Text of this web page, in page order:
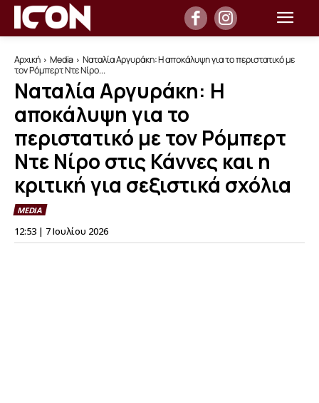
Αρχική Media
Ναταλία Αργυράκη: Η αποκάλυψη για το περιστατικό με
τον Ρόμπερτ Ντε Νίρο...
Ναταλία Αργυράκη: Η
αποκάλυψη για το
περιστατικό με τον Ρόμπερτ
Ντε Νίρο στις Κάννες και η
κριτική για σεξιστικά σχόλια
MEDIA
12:53 | 7 Ιουλίου 2026